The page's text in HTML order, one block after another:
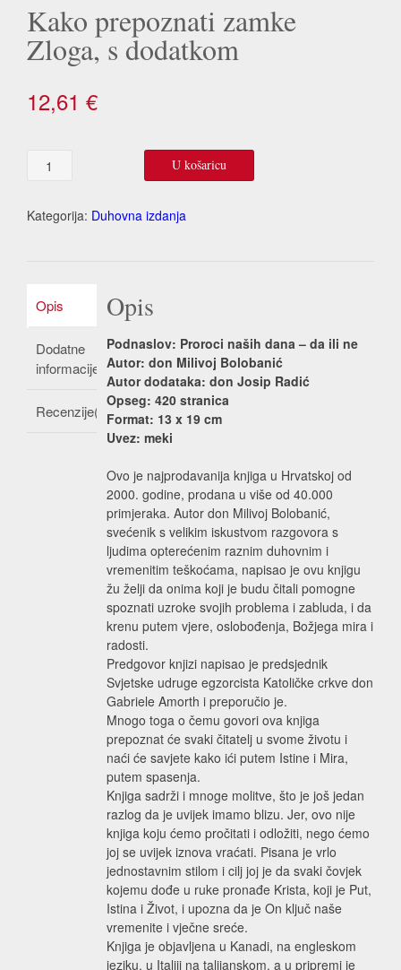
Kako prepoznati zamke
Zloga, s dodatkom
12,61 €
Kako
prepoznati
Zloga,
U košaricu
Kategorija: Duhovna izdanja
Opis
Dodatne
informacije
Recenzije(0)
Opis
Podnaslov: Proroci naših dana – da ili ne
Autor: don Milivoj Bolobanić
Autor dodataka: don Josip Radić
Opseg: 420 stranica
Format: 13 x 19 cm
Uvez: meki
Ovo je najprodavanija knjiga u Hrvatskoj od
2000. godine, prodana u više od 40.000
primjeraka. Autor don Milivoj Bolobanić,
svećenik s velikim iskustvom razgovora s
ljudima opterećenim raznim duhovnim i
vremenitim teškoćama, napisao je ovu knjigu
žu želji da onima koji je budu čitali pomogne
spoznati uzroke svojih problema i zabluda, i da
krenu putem vjere, oslobođenja, Božjega mira i
radosti.
Predgovor knjizi napisao je predsjednik
Svjetske udruge egzorcista Katoličke crkve don
Gabriele Amorth i preporučio je.
Mnogo toga o čemu govori ova knjiga
prepoznat će svaki čitatelj u svome životu i
naći će savjete kako ići putem Istine i Mira,
putem spasenja.
Knjiga sadrži i mnoge molitve, što je još jedan
razlog da je uvijek imamo blizu. Jer, ovo nije
knjiga koju ćemo pročitati i odložiti, nego ćemo
joj se uvijek iznova vraćati. Pisana je vrlo
jednostavnim stilom i cilj joj je da svaki čovjek
kojemu dođe u ruke pronađe Krista, koji je Put,
Istina i Život, i upozna da je On ključ naše
vremenite i vječne sreće.
Knjiga je objavljena u Kanadi, na engleskom
jeziku, u Italiji na talijanskom, a u pripremi je